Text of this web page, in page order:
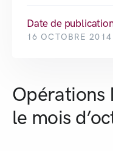
Date de
16 OCTOBRE 2014
Opérations
le mois